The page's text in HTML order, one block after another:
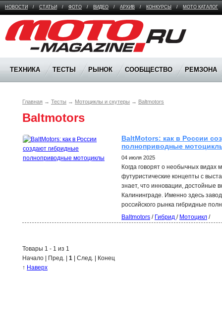
НОВОСТИ / СТАТЬИ / ФОТО / ВИДЕО / АРХИВ / КОНКУРСЫ / МОТО КАТАЛОГ
Moto Magazine
ТЕХНИКА ТЕСТЫ РЫНОК СООБЩЕСТВО РЕМЗОНА
Главная → Тесты → Мотоциклы и скутеры → Baltmotors
Baltmotors
BaltMotors: как в России
полноприводные
04 июля 2025
Когда говорят о необычных видах
футуристические концепты с
знает, что инновации, достойные
Калининграде. Именно здесь
российского рынка гибридные
Baltmotors / Гибрид / Мотоцикл /
Товары 1 - 1 из 1
Начало | Пред. | 1 | След. | Конец
↑ Наверх